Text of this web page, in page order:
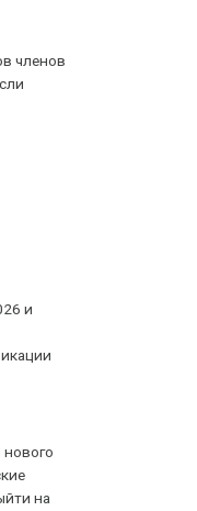
членов
и
на